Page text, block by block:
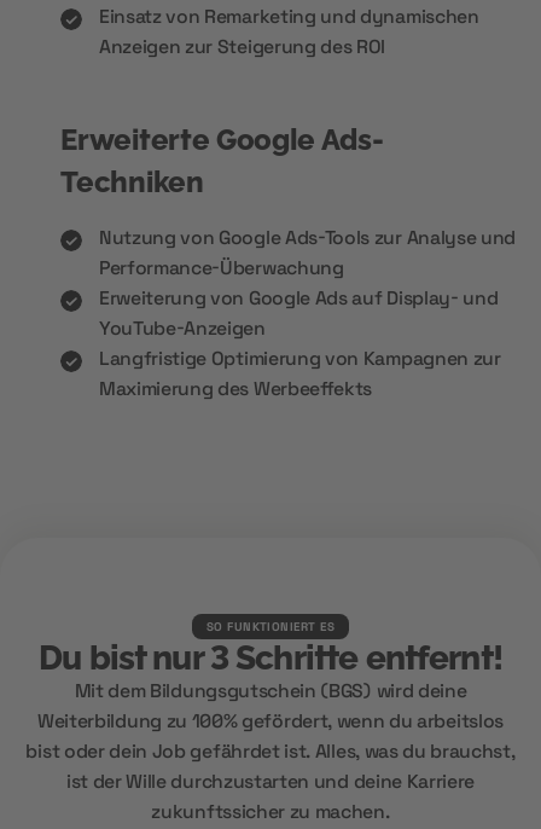
Einsatz von Remarketing und dynamischen
Anzeigen zur Steigerung des ROI
Erweiterte Google Ads-
Techniken
Nutzung von Google Ads-Tools zur Analyse und
Performance-Überwachung
Erweiterung von Google Ads auf Display- und
YouTube-Anzeigen
Langfristige Optimierung von Kampagnen zur
Maximierung des Werbeeffekts
SO FUNKTIONIERT ES
Du bist nur 3 Schritte entfernt!
Mit dem Bildungsgutschein (BGS) wird deine
Weiterbildung zu 100% gefördert, wenn du arbeitslos
bist oder dein Job gefährdet ist. Alles, was du brauchst,
ist der Wille durchzustarten und deine Karriere
zukunftssicher zu machen.